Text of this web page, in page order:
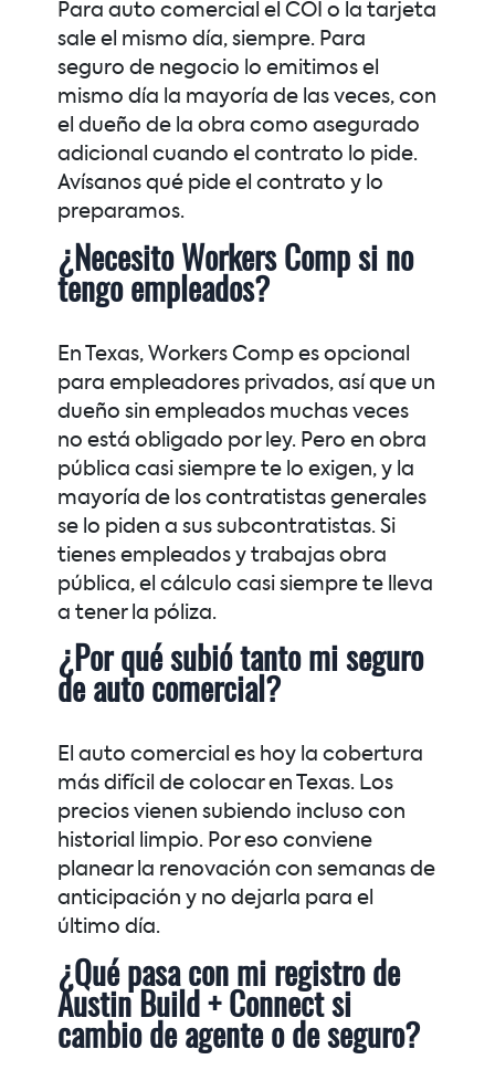
Para auto comercial el COI o la tarjeta
sale el mismo día, siempre. Para
seguro de negocio lo emitimos el
mismo día la mayoría de las veces, con
el dueño de la obra como asegurado
adicional cuando el contrato lo pide.
Avísanos qué pide el contrato y lo
preparamos.
¿Necesito Workers Comp si no
tengo empleados?
En Texas, Workers Comp es opcional
para empleadores privados, así que un
dueño sin empleados muchas veces
no está obligado por ley. Pero en obra
pública casi siempre te lo exigen, y la
mayoría de los contratistas generales
se lo piden a sus subcontratistas. Si
tienes empleados y trabajas obra
pública, el cálculo casi siempre te lleva
a tener la póliza.
¿Por qué subió tanto mi seguro
de auto comercial?
El auto comercial es hoy la cobertura
más difícil de colocar en Texas. Los
precios vienen subiendo incluso con
historial limpio. Por eso conviene
planear la renovación con semanas de
anticipación y no dejarla para el
último día.
¿Qué pasa con mi registro de
Austin Build + Connect si
cambio de agente o de seguro?